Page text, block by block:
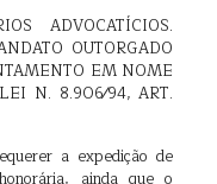
ADVOCATÍCIOS.
OUTORGADO
EM NOME
N. 8.906⁄94, ART.
a expedição de